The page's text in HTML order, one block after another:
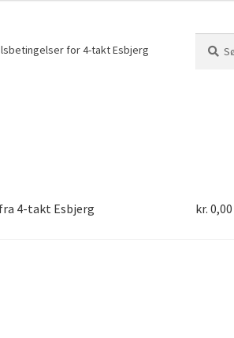
for 4-takt Esbjerg
efter:
4-takt Esbjerg kr. 0,00